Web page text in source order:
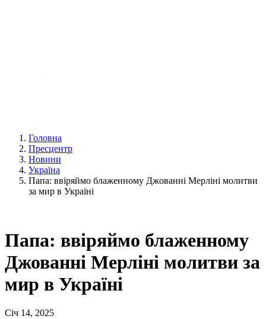
Головна
Пресцентр
Новини
Україна
Папа: ввіряймо блаженному Джованні Мерліні молитви
за мир в Україні
Папа: ввіряймо блаженному
Джованні Мерліні молитви за
мир в Україні
Січ 14, 2025